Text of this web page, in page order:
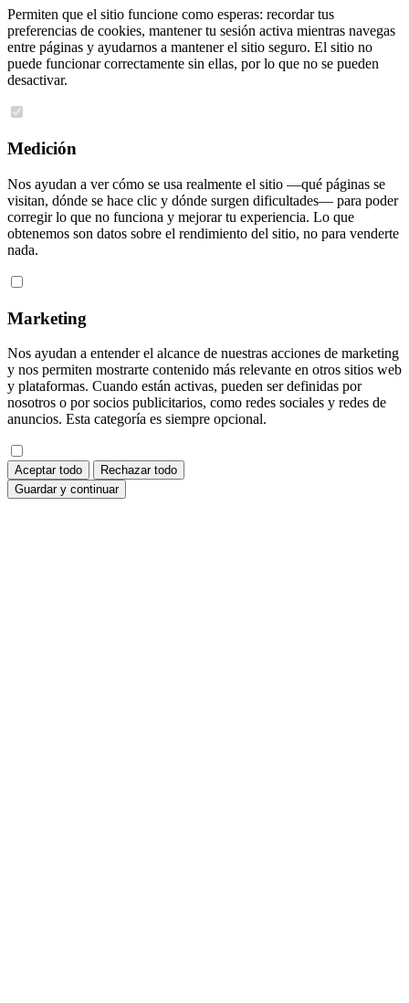
Permiten que el sitio funcione como esperas: recordar tus
preferencias de cookies, mantener tu sesión activa mientras navegas
entre páginas y ayudarnos a mantener el sitio seguro. El sitio no
puede funcionar correctamente sin ellas, por lo que no se pueden
desactivar.
Medición
Nos ayudan a ver cómo se usa realmente el sitio —qué páginas se
visitan, dónde se hace clic y dónde surgen dificultades— para poder
corregir lo que no funciona y mejorar tu experiencia. Lo que
obtenemos son datos sobre el rendimiento del sitio, no para venderte
nada.
Marketing
Nos ayudan a entender el alcance de nuestras acciones de marketing
y nos permiten mostrarte contenido más relevante en otros sitios web
y plataformas. Cuando están activas, pueden ser definidas por
nosotros o por socios publicitarios, como redes sociales y redes de
anuncios. Esta categoría es siempre opcional.
Aceptar todo
Rechazar todo
Guardar y continuar